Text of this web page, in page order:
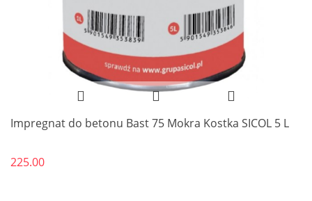
Impregnat do betonu Bast 75 Mokra Kostka SICOL 5 L
225.00